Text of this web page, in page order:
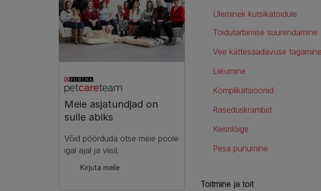
Meie asjatundjad on
sulle abiks​
Võid pöörduda otse meie poole
igal ajal ja viisil.​
Kirjuta meile​
Üleminek kutsikatoidule
Toidutarbimise suurendamine
Vee kättesaadavuse tagamine
Liikumine
Komplikatsioonid
Raseduskrambid
Keisrilõige
Pesa punumine
Toitmine ja toit